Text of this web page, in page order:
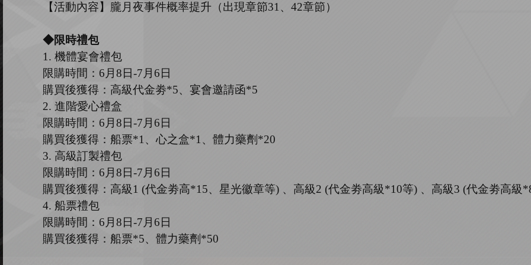
【活動內容】 朧月夜事件概率提升（出現章節31、42章節）
◆限時禮包
1. 機體宴會禮包
限購時間： 6月 8 日-7月 6 日
購買後獲得：高級代金劵*5、 宴會邀請函*5
2. 進階愛心禮盒
限購時間： 6月 8 日-7月 6 日
購買後獲得：船票*1、心之盒*1、 體力藥劑 *20
3. 高級訂製禮包
限購時間： 6月 8 日-7月 6 日
購買後獲得：高級1 (代金劵高*15、星光徽章等) 、 高級2 (代金劵高級*10等) 、 高級3 (代金劵高級*
4. 船票禮包
限購時間： 6月 8 日-7月 6 日
購買後獲得：船票*5、 體力藥劑 *50